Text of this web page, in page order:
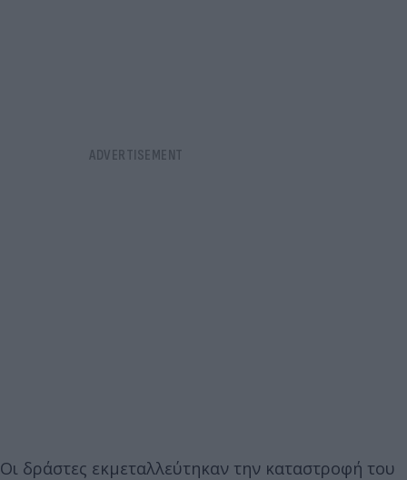
Οι δράστες εκμεταλλεύτηκαν την καταστροφή του